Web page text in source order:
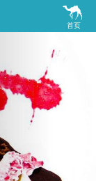

首页